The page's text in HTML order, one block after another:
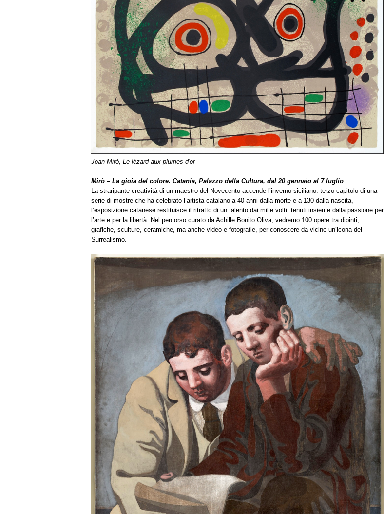
Joan Mirò, Le lézard aux plumes d'or
Mirò – La gioia del colore. Catania, Palazzo della Cultura, dal 20 gennaio al 7 luglio
La straripante creatività di un maestro del Novecento accende l’inverno siciliano: terzo capitolo di una
serie di mostre che ha celebrato l’artista catalano a 40 anni dalla morte e a 130 dalla nascita,
l’esposizione catanese restituisce il ritratto di un talento dai mille volti, tenuti insieme dalla passione per
l’arte e per la libertà. Nel percorso curato da Achille Bonito Oliva, vedremo 100 opere tra dipinti,
grafiche, sculture, ceramiche, ma anche video e fotografie, per conoscere da vicino un’icona del
Surrealismo.